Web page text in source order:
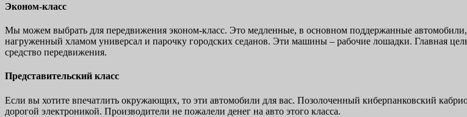
Эконом-класс
Мы можем выбрать для передвижения эконом-класс. Это медленные, в основном поддержанные
нагруженный хламом универсал и парочку городских седанов. Эти машины – рабочие лошадки. Главная
средство передвижения.
Представительский класс
Если вы хотите впечатлить окружающих, то эти автомобили для вас. Позолоченный киберпанковский
дорогой электроникой. Производители не пожалели денег на авто этого класса.